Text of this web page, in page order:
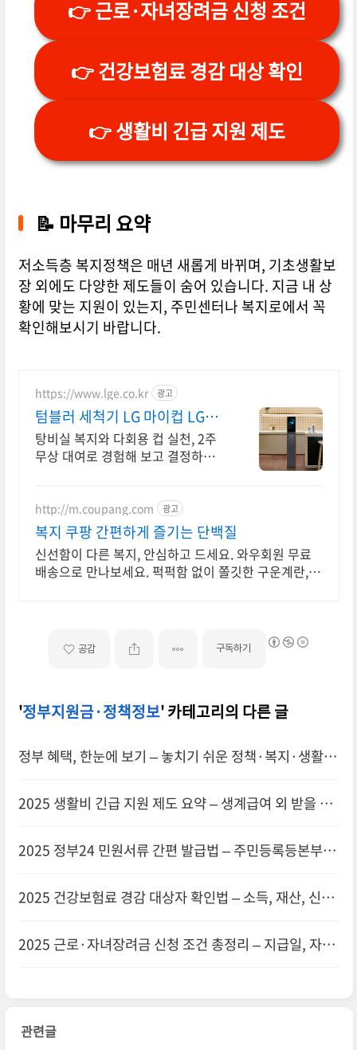
👉 근로·자녀장려금 신청 조건
👉 건강보험료 경감 대상 확인
👉 생활비 긴급 지원 제도
📝 마무리 요약
저소득층 복지정책은 매년 새롭게 바뀌며, 기초생활보
장 외에도 다양한 제도들이 숨어 있습니다. 지금 내 상
황에 맞는 지원이 있는지, 주민센터나 복지로에서 꼭
확인해보시기 바랍니다.
https://www.lge.co.kr 광고
텀블러 세척기 LG 마이컵 LG마
이컵 무상대여신청
탕비실 복지와 다회용 컵 실천, 2주
무상 대여로 경험해 보고 결정하세
http://m.coupang.com 광고
복지 쿠팡 간편하게 즐기는 단백질
신선함이 다른 복지, 안심하고 드세요. 와우회원 무료
배송으로 만나보세요. 퍽퍽함 없이 쫄깃한 구운계란,
공감 구독하기
'정부지원금·정책정보' 카테고리의 다른 글
정부 혜택, 한눈에 보기 – 놓치기 쉬운 정책·복지·생활 정
2025 생활비 긴급 지원 제도 요약 – 생계급여 외 받을 수
2025 정부24 민원서류 간편 발급법 – 주민등록등본부터
2025 건강보험료 경감 대상자 확인법 – 소득, 재산, 신청
2025 근로·자녀장려금 신청 조건 총정리 – 지급일, 자격,
관련글